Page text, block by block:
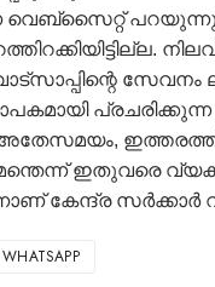
പറയുന്നു.
ഇതുവരെ
കേന്ദ്ര
WHATSAPP